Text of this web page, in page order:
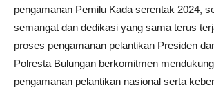
pengamanan Pemilu Kada serentak 2024,
semangat dan dedikasi yang sama terus
proses pengamanan pelantikan Presiden
Polresta Bulungan berkomitmen
pengamanan pelantikan nasional serta